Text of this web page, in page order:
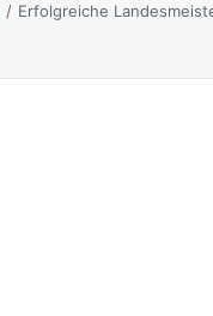
Erfolgreiche